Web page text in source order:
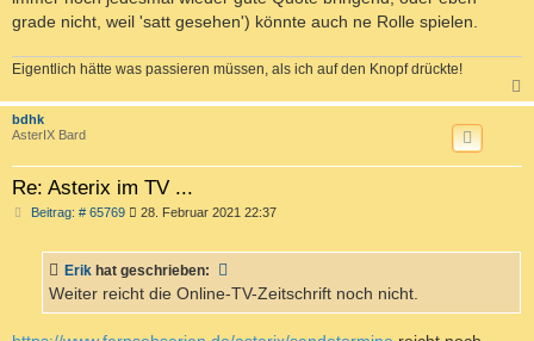
grade nicht, weil 'satt gesehen') könnte auch ne Rolle spielen.
Eigentlich hätte was passieren müssen, als ich auf den Knopf drückte!
a
bdhk
AsterIX Bard
Re: Asterix im TV ...
Beitrag: # 65769B
r
a
28. Februar 2021 22:37
Erik hat geschrieben:
Weiter reicht die Online-TV-Zeitschrift noch nicht.